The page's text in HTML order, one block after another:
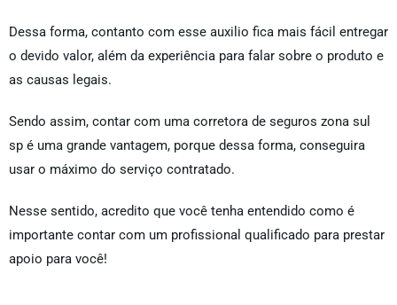
Dessa forma, contanto com esse auxilio fica mais fácil entregar
o devido valor, além da experiência para falar sobre o produto e
as causas legais.
Sendo assim, contar com uma corretora de seguros zona sul
sp é uma grande vantagem, porque dessa forma, conseguira
usar o máximo do serviço contratado.
Nesse sentido, acredito que você tenha entendido como é
importante contar com um profissional qualificado para prestar
apoio para você!